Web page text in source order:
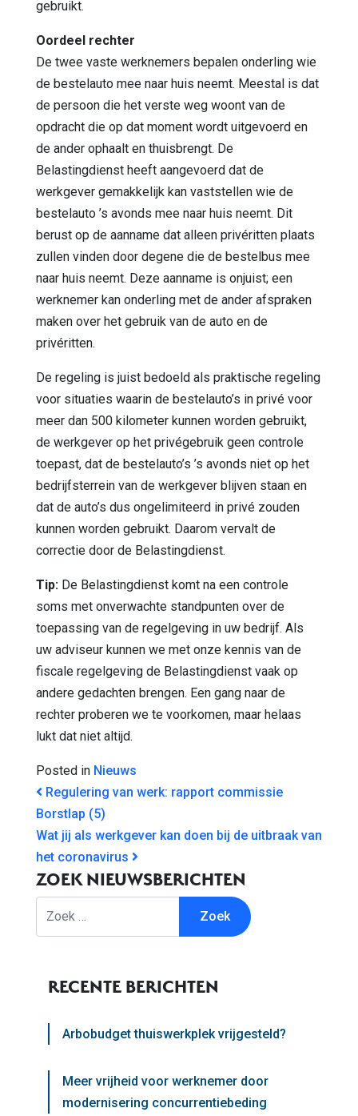
gebruikt.
Oordeel rechter
De twee vaste werknemers bepalen onderling wie
de bestelauto mee naar huis neemt. Meestal is dat
de persoon die het verste weg woont van de
opdracht die op dat moment wordt uitgevoerd en
de ander ophaalt en thuisbrengt. De
Belastingdienst heeft aangevoerd dat de
werkgever gemakkelijk kan vaststellen wie de
bestelauto ’s avonds mee naar huis neemt. Dit
berust op de aanname dat alleen privéritten plaats
zullen vinden door degene die de bestelbus mee
naar huis neemt. Deze aanname is onjuist; een
werknemer kan onderling met de ander afspraken
maken over het gebruik van de auto en de
privéritten.
De regeling is juist bedoeld als praktische regeling
voor situaties waarin de bestelauto’s in privé voor
meer dan 500 kilometer kunnen worden gebruikt,
de werkgever op het privégebruik geen controle
toepast, dat de bestelauto’s ’s avonds niet op het
bedrijfsterrein van de werkgever blijven staan en
dat de auto’s dus ongelimiteerd in privé zouden
kunnen worden gebruikt. Daarom vervalt de
correctie door de Belastingdienst.
Tip: De Belastingdienst komt na een controle
soms met onverwachte standpunten over de
toepassing van de regelgeving in uw bedrijf. Als
uw adviseur kunnen we met onze kennis van de
fiscale regelgeving de Belastingdienst vaak op
andere gedachten brengen. Een gang naar de
rechter proberen we te voorkomen, maar helaas
lukt dat niet altijd.
Posted in Nieuws
BERICHT NAVIGATIE
Regulering van werk: rapport commissie
Borstlap (5)
Wat jij als werkgever kan doen bij de uitbraak van
het coronavirus
ZOEK NIEUWSBERICHTEN
RECENTE BERICHTEN
Arbobudget thuiswerkplek vrijgesteld?
Meer vrijheid voor werknemer door
modernisering concurrentiebeding